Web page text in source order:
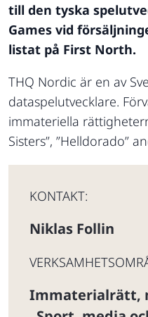
till den tyska
Games vid
listat på First North.
THQ Nordic är en av
dataspelutvecklare.
immateriella
Sisters”, ”Helldorado”
KONTAKT:
Niklas Follin
Immaterialrätt,